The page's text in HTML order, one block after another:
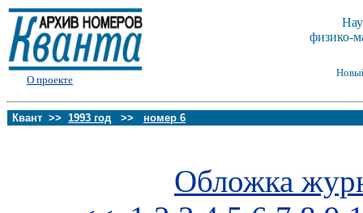
О проекте
физико-
Квант >> 1993 год >> номер 6
Обложка